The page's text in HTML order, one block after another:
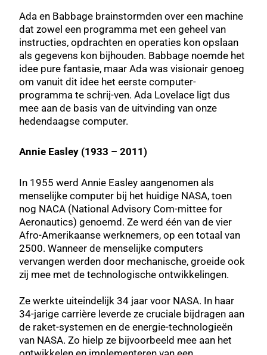
Ada en Babbage brainstormden over een machine
dat zowel een programma met een geheel van
instructies, opdrachten en operaties kon opslaan
als gegevens kon bijhouden. Babbage noemde het
idee pure fantasie, maar Ada was visionair genoeg
om vanuit dit idee het eerste computer-
programma te schrij-ven. Ada Lovelace ligt dus
mee aan de basis van de uitvinding van onze
hedendaagse computer.
Annie Easley (1933 – 2011)
In 1955 werd Annie Easley aangenomen als
menselijke computer bij het huidige NASA, toen
nog NACA (National Advisory Com-mittee for
Aeronautics) genoemd. Ze werd één van de vier
Afro-Amerikaanse werknemers, op een totaal van
2500. Wanneer de menselijke computers
vervangen werden door mechanische, groeide ook
zij mee met de technologische ontwikkelingen.
Ze werkte uiteindelijk 34 jaar voor NASA. In haar
34-jarige carrière leverde ze cruciale bijdragen aan
de raket-systemen en de energie-technologieën
van NASA. Zo hielp ze bijvoorbeeld mee aan het